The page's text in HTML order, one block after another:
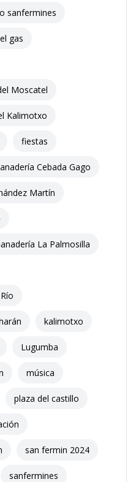
sanfermines
gas
Moscatel
Kalimotxo
fiestas
Cebada Gago
Martín
La Palmosilla
kalimotxo
Lugumba
música
plaza del castillo
san fermin 2024
sanfermines